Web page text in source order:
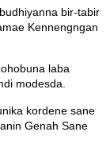
bir-tabir
Kennengngan
laba
modesda.
kordene sane
Genah Sane